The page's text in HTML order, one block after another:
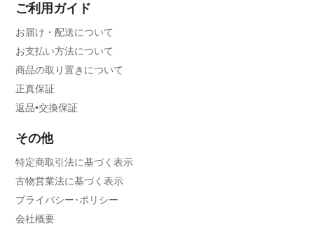
ご利用ガイド
お届け・配送について
お支払い方法について
商品の取り置きについて
正真保証
返品•交換保証
その他
特定商取引法に基づく表示
古物営業法に基づく表示
プライバシー･ポリシー
会社概要